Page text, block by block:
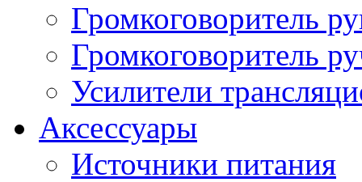
Громкоговоритель
Громкоговоритель
Усилители
Аксессуары
Источники питания